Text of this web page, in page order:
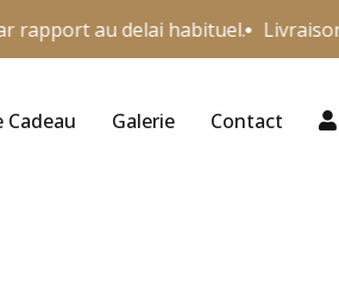
au delai habituel. Livraison
Cadeau Galerie Contact